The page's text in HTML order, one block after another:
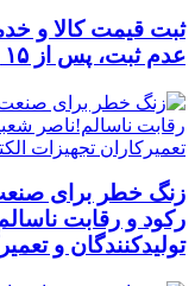
عدم ثبت، پس از ۱۵ روز تخلف محسوب می‌شود
زنگ خطر برای
رکود و رقابت
تولیدکنندگان و